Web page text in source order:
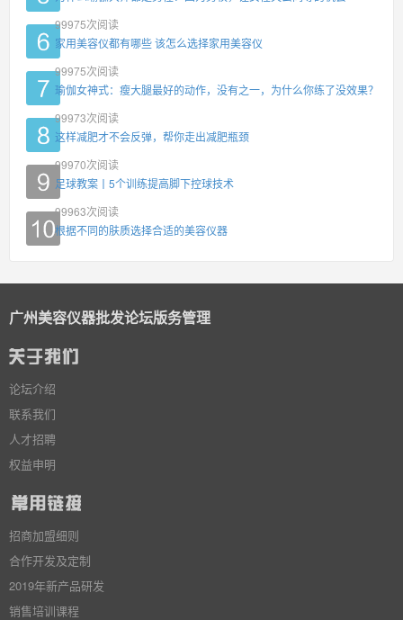
99975次阅读
家用美容仪都有哪些 该怎么选择家用美容仪
99975次阅读
瑜伽女神式：瘦大腿最好的动作，没有之一，为什么你练了没效果？
99973次阅读
这样减肥才不会反弹，帮你走出减肥瓶颈
99970次阅读
足球教案丨5个训练提高脚下控球技术
99963次阅读
根据不同的肤质选择合适的美容仪器
广州美容仪器批发论坛版务管理
论坛介绍
联系我们
人才招聘
权益申明
招商加盟细则
合作开发及定制
2019年新产品研发
销售培训课程